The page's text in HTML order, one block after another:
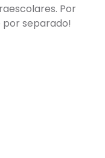
Por
por separado!